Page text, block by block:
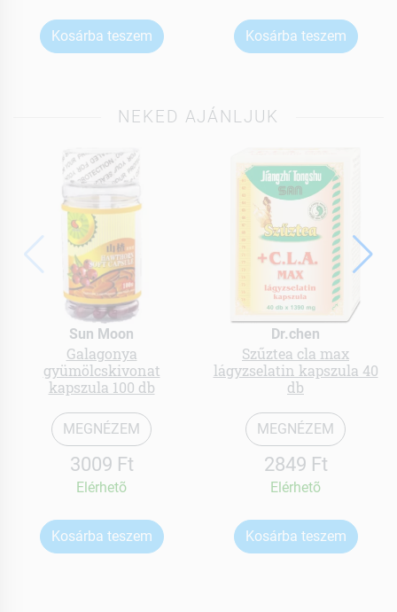
Kosárba teszem Kosárba teszem
NEKED AJÁNLJUK
Sun Moon
Galagonya
gyümölcskivonat
kapszula 100 db
MEGNÉZEM
3009 Ft
Elérhetõ
Kosárba teszem
Dr.chen
Szűztea cla max
lágyzselatin kapszula 40
db
MEGNÉZEM
2849 Ft
Elérhetõ
Kosárba teszem